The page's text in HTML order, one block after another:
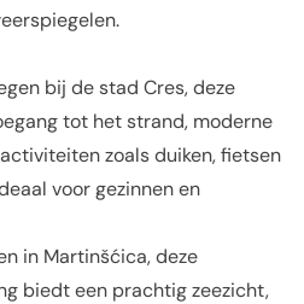
bij de stad Cres, deze
tot het strand, moderne
zoals duiken, fietsen
voor gezinnen en
in Martinšćica, deze
biedt een prachtig zeezicht,